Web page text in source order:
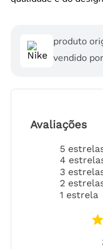
produto
vendido por
Avaliações
5
4
3
2
1 estrela